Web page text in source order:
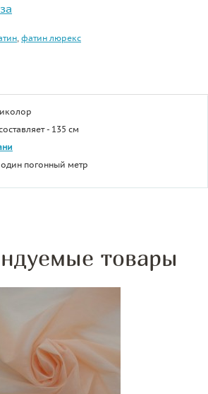
, фатин люрекс
- 135 см
погонный метр
товары